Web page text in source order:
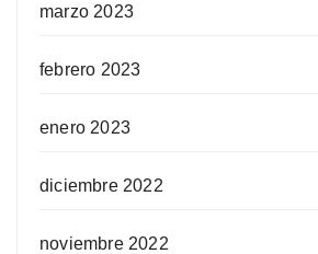
marzo 2023
febrero 2023
enero 2023
diciembre 2022
noviembre 2022